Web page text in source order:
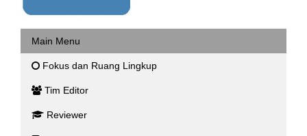
Main Menu
Fokus dan Ruang Lingkup
Tim Editor
Reviewer